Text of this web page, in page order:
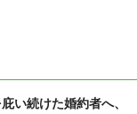
い続けた婚約者へ、